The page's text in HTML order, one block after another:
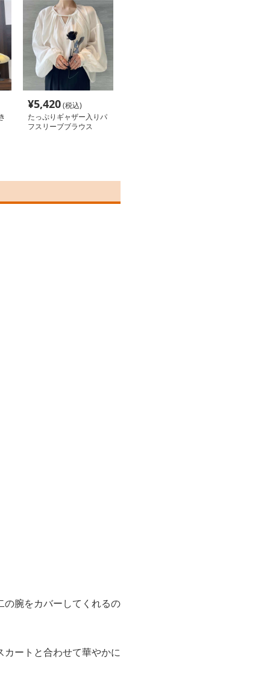
¥5,420(税込)
たっぷりギャザー入りパ
フスリーブブラウス
腕をカバーしてくれるの
ートと合わせて華やかに